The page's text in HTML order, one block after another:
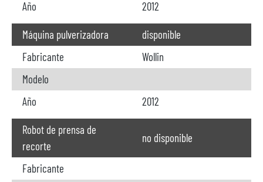
Año
2012
Máquina pulverizadora
disponible
Fabricante
Wollin
Modelo
Año
2012
Robot de prensa de
recorte
no disponible
Fabricante